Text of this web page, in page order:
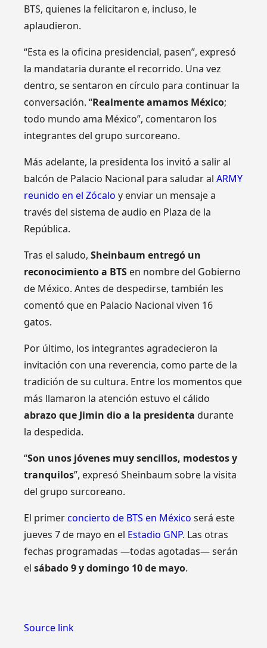
BTS, quienes la felicitaron e, incluso, le
aplaudieron.
“Esta es la oficina presidencial, pasen”, expresó
la mandataria durante el recorrido. Una vez
dentro, se sentaron en círculo para continuar la
conversación. “Realmente amamos México;
todo mundo ama México”, comentaron los
integrantes del grupo surcoreano.
Más adelante, la presidenta los invitó a salir al
balcón de Palacio Nacional para saludar alARMY
reunido en el Zócalo y enviar un mensaje a
través del sistema de audio en Plaza de la
República.
Tras el saludo,Sheinbaum entregó un
reconocimiento a BTS en nombre del Gobierno
de México. Antes de despedirse, también les
comentó que en Palacio Nacional viven 16
gatos.
Por último, los integrantes agradecieron la
invitación con una reverencia, como parte de la
tradición de su cultura. Entre los momentos que
más llamaron la atención estuvo el cálido
abrazo que Jimin dio a la presidenta durante
la despedida.
“Son unos jóvenes muy sencillos, modestos y
tranquilos”, expresó Sheinbaum sobre la visita
del grupo surcoreano.
El primerconcierto de BTS en México será este
jueves 7 de mayo en el Estadio GNP. Las otras
fechas programadas —todas agotadas— serán
elsábado 9 y domingo 10 de mayo.
Source link